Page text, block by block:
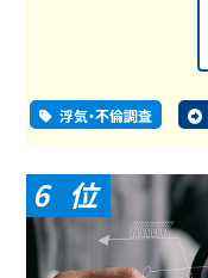
浮気・不倫調査
6